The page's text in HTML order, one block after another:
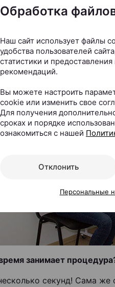
зрения на обоих глазах.
занимает
секунд! Сама же
Обработка
Наш сайт использует файлы
удобства пользователей
статистики и
рекомендаций.
Вы можете настроить
cookie или изменить свое
Для получения
сроках и порядке
ознакомиться с нашей
Отклонить
Персональные